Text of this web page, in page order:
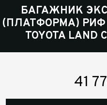
БАГАЖНИК
(ПЛАТФОРМА) РИФ
TOYOTA LAND
41